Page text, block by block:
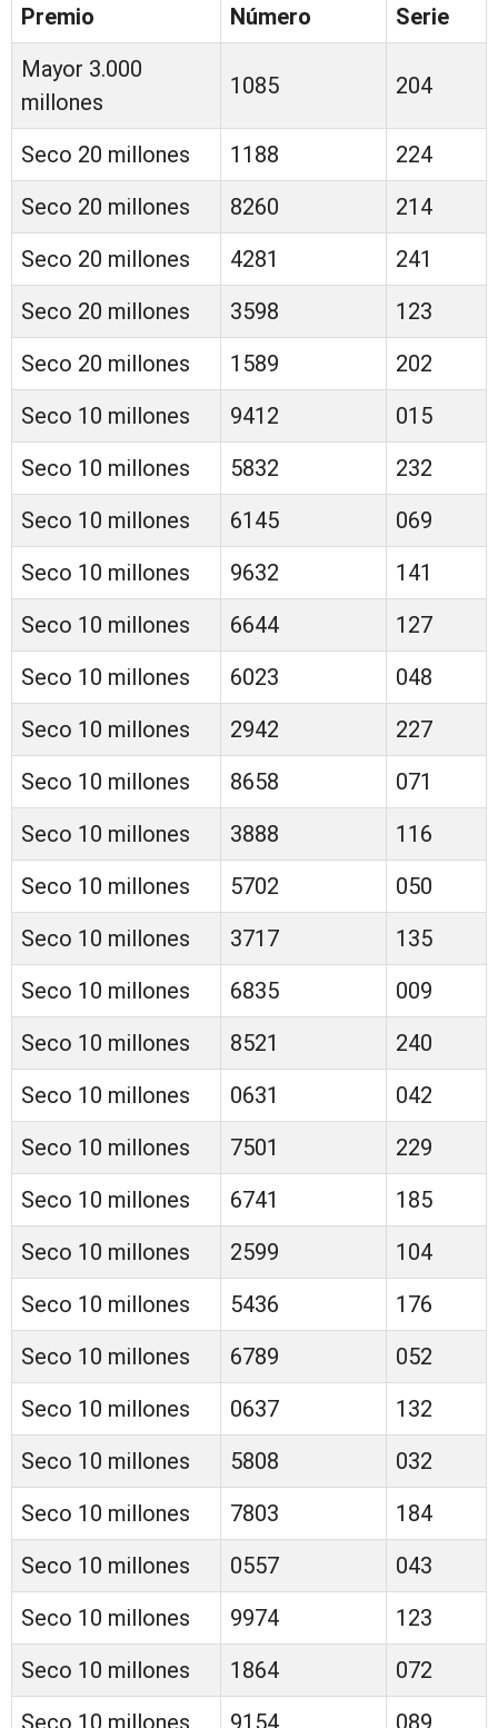
Premio Número
Serie
Mayor 3.000
millones
1085 204
Seco 20 millones 1188
224
Seco 20 millones
8260
214
Seco 20 millones
4281
241
Seco 20 millones
3598
123
Seco 20 millones
1589
202
Seco 10 millones
9412
015
Seco 10 millones
5832
232
Seco 10 millones
6145
069
Seco 10 millones
9632
141
Seco 10 millones
6644
127
Seco 10 millones
6023
048
Seco 10 millones
2942
227
Seco 10 millones
8658
071
Seco 10 millones
3888
116
Seco 10 millones
5702
050
Seco 10 millones
3717
135
Seco 10 millones
6835
009
Seco 10 millones
8521
240
Seco 10 millones
0631
042
Seco 10 millones
7501
229
Seco 10 millones
6741
185
Seco 10 millones
2599
104
Seco 10 millones
5436
176
Seco 10 millones
6789
052
Seco 10 millones
0637
132
Seco 10 millones
5808
032
Seco 10 millones
7803
184
Seco 10 millones
0557
043
Seco 10 millones
9974
123
Seco 10 millones
1864
072
Seco 10 millones
9154 089